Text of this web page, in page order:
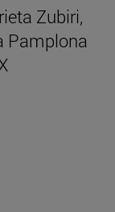
Zubiri,
Pamplona